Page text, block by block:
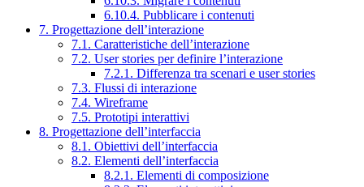
6.10.4. Pubblicare i contenuti
7. Progettazione dell’interazione
7.1. Caratteristiche dell’interazione
7.2. User stories per definire l’interazione
7.2.1. Differenza tra scenari e user stories
7.3. Flussi di interazione
7.4. Wireframe
7.5. Prototipi interattivi
8. Progettazione dell’interfaccia
8.1. Obiettivi dell’interfaccia
8.2. Elementi dell’interfaccia
8.2.1. Elementi di composizione